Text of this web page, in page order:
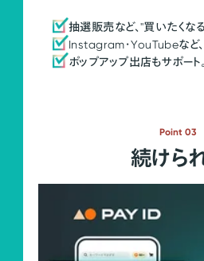
抽選販売など、"買いたくな
Instagram・YouTubeなど
ポップアップ出店もサポート。
Point 03
続けら